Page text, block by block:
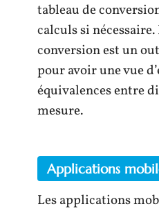
tableau de
calculs si
conversion est un
pour avoir une vue
équivalences entre
mesure.
Applications
Les applications